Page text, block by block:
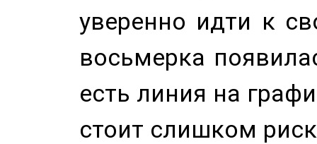
уверенно идти к
восьмерка
есть линия на
стоит слишком